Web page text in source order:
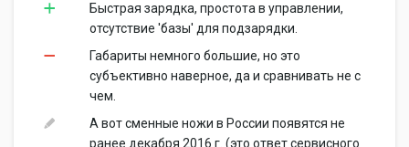
Быстрая зарядка, простота в управлении,
отсутствие 'базы' для подзарядки.
Габариты немного большие, но это
субъективно наверное, да и сравнивать не с
чем.
А вот сменные ножи в России появятся не
ранее декабря 2016 г. (это ответ сервисного